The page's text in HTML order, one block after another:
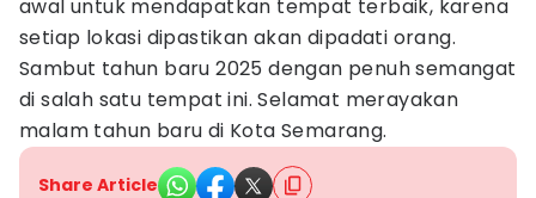
awal untuk mendapatkan tempat terbaik, karena
setiap lokasi dipastikan akan dipadati orang.
Sambut tahun baru 2025 dengan penuh semangat
di salah satu tempat ini. Selamat merayakan
malam tahun baru di Kota Semarang.
Share Article